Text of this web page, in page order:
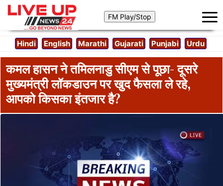
Hindi English Marathi Gujarati Punjabi Urdu
कमल हासन ने तमिलनाडु सीएम से पूछा- दूसरे
मुख्यमंत्री लॉकडाउन पर खुद फैसला ले रहे,
आपको किसका इंतजार है?